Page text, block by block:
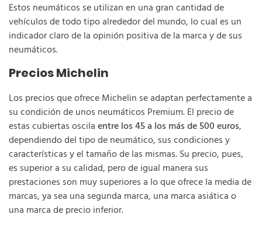
Estos neumáticos se utilizan en una gran cantidad de
vehículos de todo tipo alrededor del mundo, lo cual es un
indicador claro de la opinión positiva de la marca y de sus
neumáticos.
Precios Michelin
Los precios que ofrece Michelin se adaptan perfectamente a
su condición de unos neumáticos Premium. El precio de
estas cubiertas oscilaentre los 45 a los más de 500 euros,
dependiendo del tipo de neumático, sus condiciones y
características y el tamaño de las mismas. Su precio, pues,
es superior a su calidad, pero de igual manera sus
prestaciones son muy superiores a lo que ofrece la media de
marcas, ya sea una segunda marca, una marca asiática o
una marca de precio inferior.